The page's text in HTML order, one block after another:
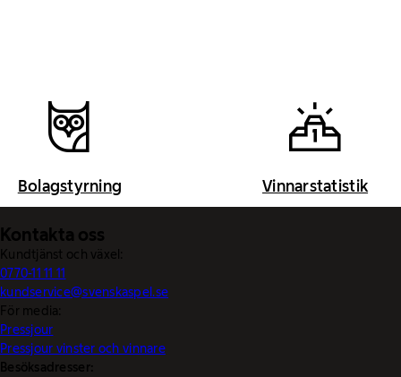
Bolagstyrning Vinnarstatistik
Kontakta oss
Kundtjänst och växel:
0770-11 11 11
kundservice@svenskaspel.se
För media:
Pressjour
Pressjour vinster och vinnare
Besöksadresser: